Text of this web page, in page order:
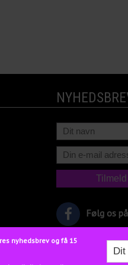
Følg os
nyhedsbrev og få 15